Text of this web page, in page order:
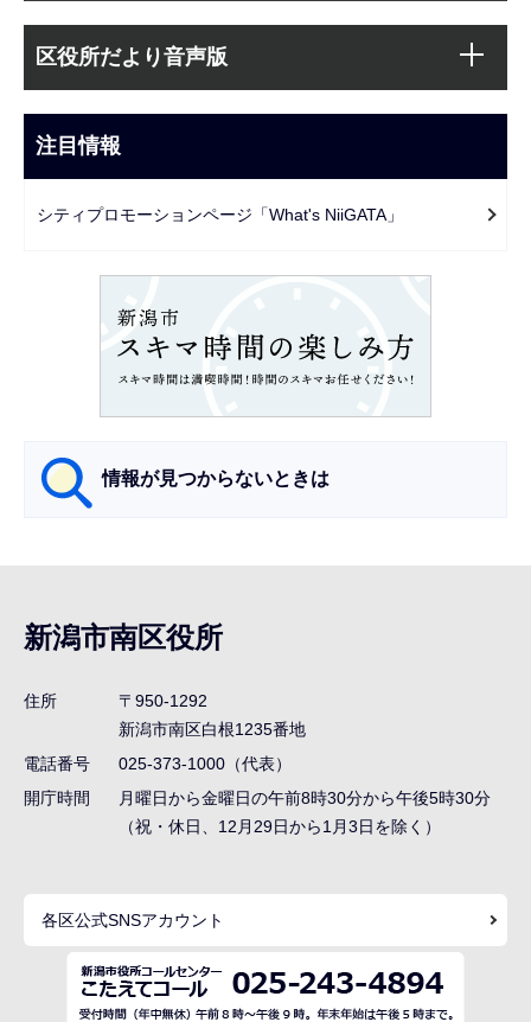
文
こ
ま
で
ビ
ー
区役所だより音声版
注目情報
シティプロモーションページ「What's NiiGATA」
情報が見つからないときは
ナ
ビ
ゲ
シ
ョ
ま
新潟市南区役所
住所
〒950-1292
新潟市南区白根1235番地
電話番号
025-373-1000（代表）
開庁時間
月曜日から金曜日の午前8時30分から午後5時30分
（祝・休日、12月29日から1月3日を除く）
各区公式SNSアカウント